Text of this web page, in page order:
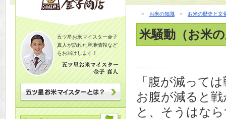
五ツ星お米マイスター金子
真人が訪れた産地情報など
をお届けします！
> お米の知識 > お米の歴史と文
米騒動（お米
「腹が減って
お腹が減ると
と、そうはな